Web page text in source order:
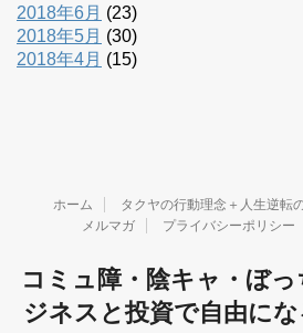
2018年6月 (23)
2018年5月 (30)
2018年4月 (15)
ホーム タクヤの行動理念＋人生逆転
メルマガ
プライバシーポリシー
コミュ障・陰キャ・ぼ
ジネスと投資で自由に